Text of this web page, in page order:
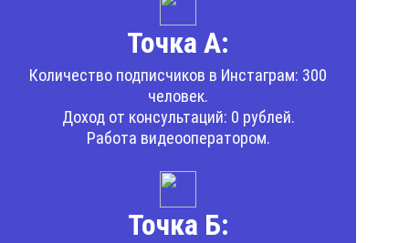
Точка А:
Количество подписчиков в Инстаграм: 300
человек.
Доход от консультаций: 0 рублей.
Работа видеооператором.
Точка Б: